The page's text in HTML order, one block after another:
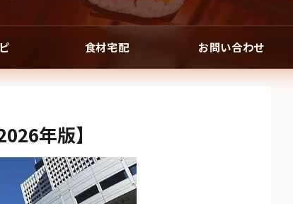
食材宅配 お問い合わせ
年版】